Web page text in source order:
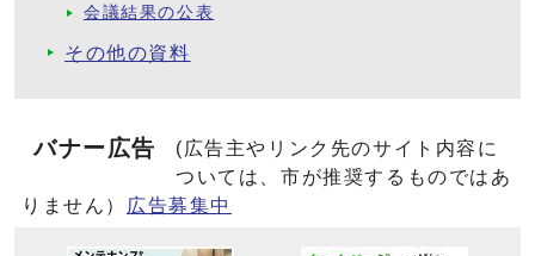
会議結果の公表
その他の資料
バナー広告
(広告主やリンク先のサイト内容に
ついては、市が推奨するものではあ
りません）
広告募集中